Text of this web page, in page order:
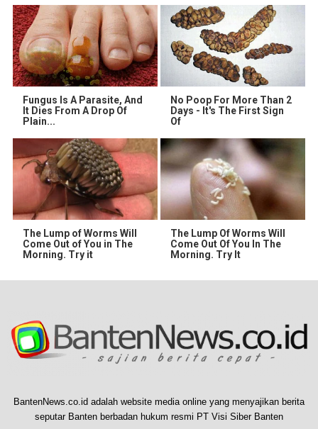
Fungus Is A Parasite, And
It Dies From A Drop Of
Plain...
No Poop For More Than 2
Days - It's The First Sign
Of
The Lump of Worms Will
Come Out of You in The
Morning. Try it
The Lump Of Worms Will
Come Out Of You In The
Morning. Try It
BantenNews.co.id adalah website media online yang menyajikan berita
seputar Banten berbadan hukum resmi PT Visi Siber Banten